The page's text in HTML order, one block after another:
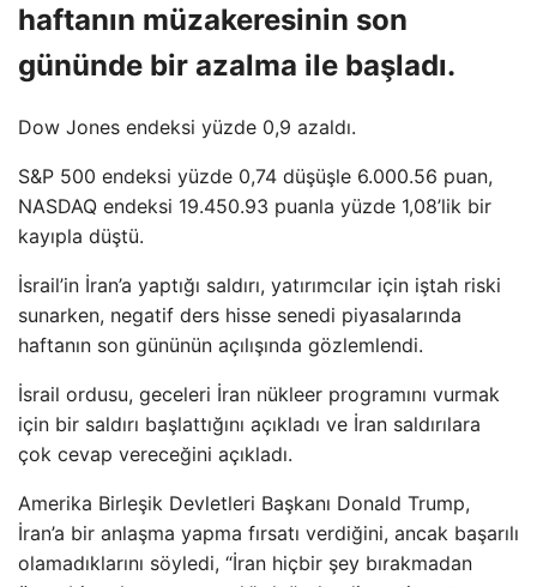
haftanın müzakeresinin son
gününde bir azalma ile başladı.
Dow Jones endeksi yüzde 0,9 azaldı.
S&P 500 endeksi yüzde 0,74 düşüşle 6.000.56 puan,
NASDAQ endeksi 19.450.93 puanla yüzde 1,08’lik bir
kayıpla düştü.
İsrail’in İran’a yaptığı saldırı, yatırımcılar için iştah riski
sunarken, negatif ders hisse senedi piyasalarında
haftanın son gününün açılışında gözlemlendi.
İsrail ordusu, geceleri İran nükleer programını vurmak
için bir saldırı başlattığını açıkladı ve İran saldırılara
çok cevap vereceğini açıkladı.
Amerika Birleşik Devletleri Başkanı Donald Trump,
İran’a bir anlaşma yapma fırsatı verdiğini, ancak başarılı
olamadıklarını söyledi, “İran hiçbir şey bırakmadan